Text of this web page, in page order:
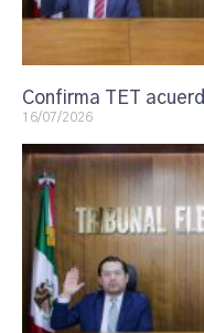
Confirma TET
16/07/2026